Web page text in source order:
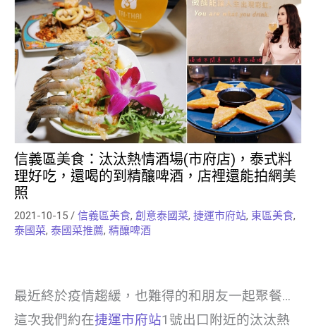
信義區美食：汰汰熱情酒場(市府店)，泰式料
理好吃，還喝的到精釀啤酒，店裡還能拍網美
照
2021-10-15 / 信義區美食, 創意泰國菜, 捷運市府站, 東區美食,
泰國菜, 泰國菜推薦, 精釀啤酒
最近終於疫情趨緩，也難得的和朋友一起聚餐…
這次我們約在捷運市府站1號出口附近的汰汰熱